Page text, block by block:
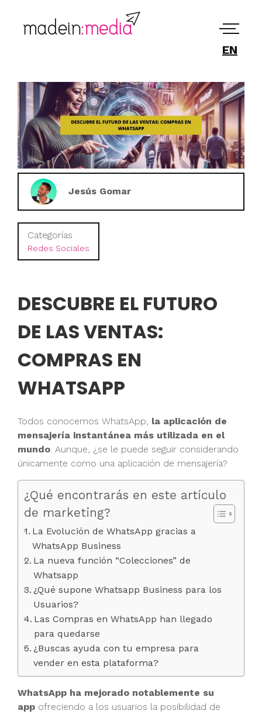
EN
Jesús Gomar
Categorías
Redes Sociales
DESCUBRE EL FUTURO
DE LAS VENTAS:
COMPRAS EN
WHATSAPP
Todos conocemos WhatsApp, la aplicación de
mensajería instantánea más utilizada en el
mundo. Aunque, ¿se le puede seguir considerando
únicamente como una aplicación de mensajería?
¿Qué encontrarás en este artículo
de marketing?
La Evolución de WhatsApp gracias a
WhatsApp Business
La nueva función “Colecciones” de
Whatsapp
¿Qué supone Whatsapp Business para los
Usuarios?
Las Compras en WhatsApp han llegado
para quedarse
¿Buscas ayuda con tu empresa para
vender en esta plataforma?
WhatsApp ha mejorado notablemente su
app ofreciendo a los usuarios la posibilidad de